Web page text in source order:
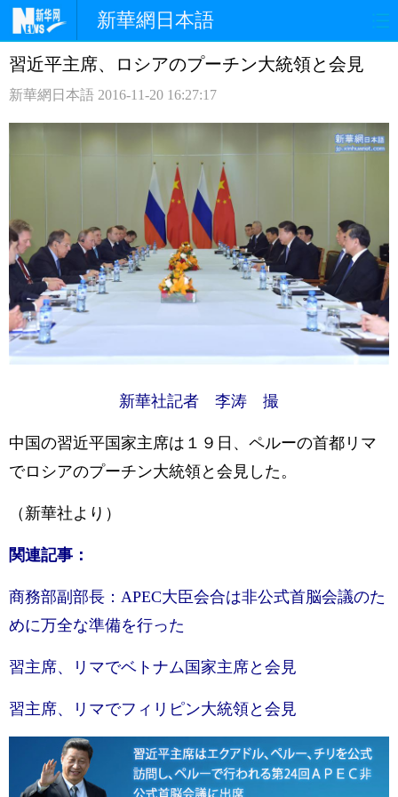
新華網日本語
ホームページ 政治 経済
評論 写真
習近平主席、ロシアのプーチン大統領と会見
新華網日本語 2016-11-20 16:27:17
新華社記者 李涛 撮
中国の習近平国家主席は１９日、ペルーの首都リマ
でロシアのプーチン大統領と会見した。
（新華社より）
関連記事：
商務部副部長：APEC大臣会合は非公式首脳会議のた
めに万全な準備を行った
習主席、リマでベトナム国家主席と会見
習主席、リマでフィリピン大統領と会見